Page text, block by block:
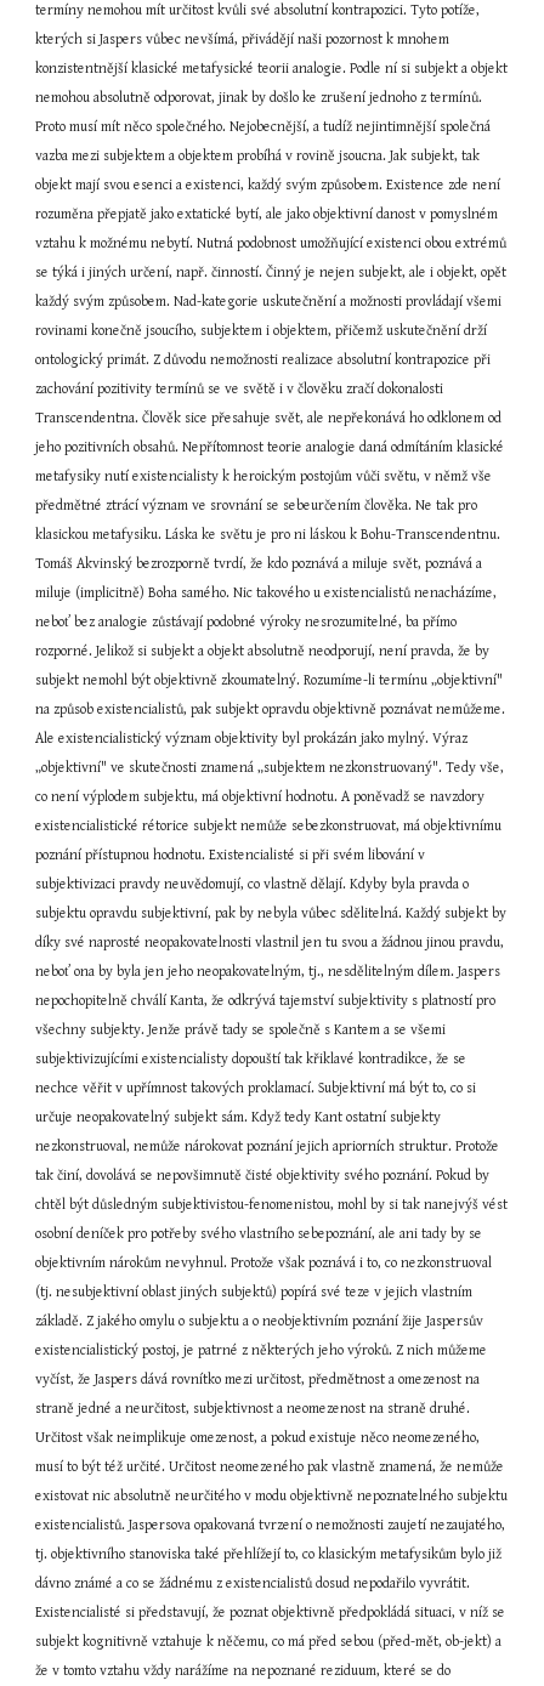
termíny nemohou mít určitost kvůli své absolutní kontrapozici. Tyto potíže,
kterých si Jaspers vůbec nevšímá, přivádějí naši pozornost k mnohem
konzistentnější klasické metafysické teorii analogie. Podle ní si subjekt a objekt
nemohou absolutně odporovat, jinak by došlo ke zrušení jednoho z termínů.
Proto musí mít něco společného. Nejobecnější, a tudíž nejintimnější společná
vazba mezi subjektem a objektem probíhá v rovině jsoucna. Jak subjekt, tak
objekt mají svou esenci a existenci, každý svým způsobem. Existence zde není
rozuměna přepjatě jako extatické bytí, ale jako objektivní danost v pomyslném
vztahu k možnému nebytí. Nutná podobnost umožňující existenci obou extrémů
se týká i jiných určení, např. činností. Činný je nejen subjekt, ale i objekt, opět
každý svým způsobem. Nad-kategorie uskutečnění a možnosti provládají všemi
rovinami konečně jsoucího, subjektem i objektem, přičemž uskutečnění drží
ontologický primát. Z důvodu nemožnosti realizace absolutní kontrapozice při
zachování pozitivity termínů se ve světě i v člověku zračí dokonalosti
Transcendentna. Člověk sice přesahuje svět, ale nepřekonává ho odklonem od
jeho pozitivních obsahů. Nepřítomnost teorie analogie daná odmítáním klasické
metafysiky nutí existencialisty k heroickým postojům vůči světu, v němž vše
předmětné ztrácí význam ve srovnání se sebeurčením člověka. Ne tak pro
klasickou metafysiku. Láska ke světu je pro ni láskou k Bohu-Transcendentnu.
Tomáš Akvinský bezrozporně tvrdí, že kdo poznává a miluje svět, poznává a
miluje (implicitně) Boha samého. Nic takového u existencialistů nenacházíme,
neboť bez analogie zůstávají podobné výroky nesrozumitelné, ba přímo
rozporné. Jelikož si subjekt a objekt absolutně neodporují, není pravda, že by
subjekt nemohl být objektivně zkoumatelný. Rozumíme-li termínu „objektivní"
na způsob existencialistů, pak subjekt opravdu objektivně poznávat nemůžeme.
Ale existencialistický význam objektivity byl prokázán jako mylný. Výraz
„objektivní" ve skutečnosti znamená „subjektem nezkonstruovaný". Tedy vše,
co není výplodem subjektu, má objektivní hodnotu. A poněvadž se navzdory
existencialistické rétorice subjekt nemůže sebezkonstruovat, má objektivnímu
poznání přístupnou hodnotu. Existencialisté si při svém libování v
subjektivizaci pravdy neuvědomují, co vlastně dělají. Kdyby byla pravda o
subjektu opravdu subjektivní, pak by nebyla vůbec sdělitelná. Každý subjekt by
díky své naprosté neopakovatelnosti vlastnil jen tu svou a žádnou jinou pravdu,
neboť ona by byla jen jeho neopakovatelným, tj., nesdělitelným dílem. Jaspers
nepochopitelně chválí Kanta, že odkrývá tajemství subjektivity s platností pro
všechny subjekty. Jenže právě tady se společně s Kantem a se všemi
subjektivizujícími existencialisty dopouští tak křiklavé kontradikce, že se
nechce věřit v upřímnost takových proklamací. Subjektivní má být to, co si
určuje neopakovatelný subjekt sám. Když tedy Kant ostatní subjekty
nezkonstruoval, nemůže nárokovat poznání jejich apriorních struktur. Protože
tak činí, dovolává se nepovšimnutě čisté objektivity svého poznání. Pokud by
chtěl být důsledným subjektivistou-fenomenistou, mohl by si tak nanejvýš vést
osobní deníček pro potřeby svého vlastního sebepoznání, ale ani tady by se
objektivním nárokům nevyhnul. Protože však poznává i to, co nezkonstruoval
(tj. nesubjektivní oblast jiných subjektů) popírá své teze v jejich vlastním
základě. Z jakého omylu o subjektu a o neobjektivním poznání žije Jaspersův
existencialistický postoj, je patrné z některých jeho výroků. Z nich můžeme
vyčíst, že Jaspers dává rovnítko mezi určitost, předmětnost a omezenost na
straně jedné a neurčitost, subjektivnost a neomezenost na straně druhé.
Určitost však neimplikuje omezenost, a pokud existuje něco neomezeného,
musí to být též určité. Určitost neomezeného pak vlastně znamená, že nemůže
existovat nic absolutně neurčitého v modu objektivně nepoznatelného subjektu
existencialistů. Jaspersova opakovaná tvrzení o nemožnosti zaujetí nezaujatého,
tj. objektivního stanoviska také přehlížejí to, co klasickým metafysikům bylo již
dávno známé a co se žádnému z existencialistů dosud nepodařilo vyvrátit.
Existencialisté si představují, že poznat objektivně předpokládá situaci, v níž se
subjekt kognitivně vztahuje k něčemu, co má před sebou (před-mět, ob-jekt) a
že v tomto vztahu vždy narážíme na nepoznané reziduum, které se do